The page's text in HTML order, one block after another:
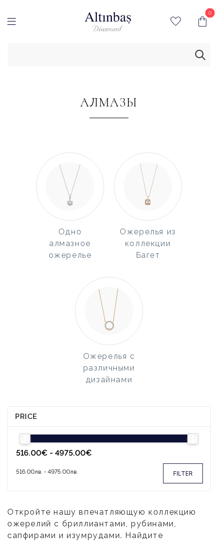
0
0
АЛМАЗЫ
Одно
алмазное
ожерелье
Ожерелья из
коллекции
Багет
Ожерелья с
различными
дизайнами
PRICE
FILTER
Откройте нашу впечатляющую коллекцию
ожерелий с бриллиантами, рубинами,
сапфирами и изумрудами. Найдите